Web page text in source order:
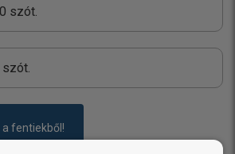
szót.
szót.
fentiekből!